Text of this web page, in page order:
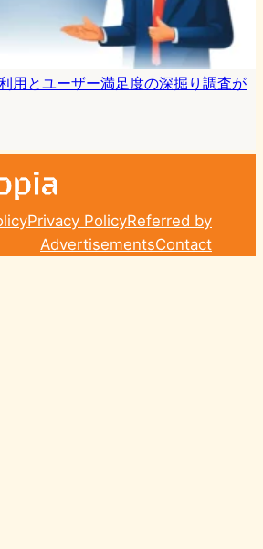
とユーザー満足度の深掘り調査が
Privacy PolicyReferred by
AdvertisementsContact